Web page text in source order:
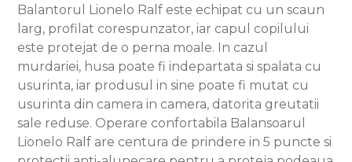
Balantorul Lionelo Ralf este echipat cu un scaun
larg, profilat corespunzator, iar capul copilului
este protejat de o perna moale. In cazul
murdariei, husa poate fi indepartata si spalata cu
usurinta, iar produsul in sine poate fi mutat cu
usurinta din camera in camera, datorita greutatii
sale reduse. Operare confortabila Balansoarul
Lionelo Ralf are centura de prindere in 5 puncte si